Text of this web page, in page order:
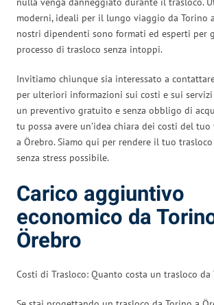
moderni, ideali per il lungo viaggio da Torino
nostri dipendenti sono formati ed esperti per
processo di trasloco senza intoppi.
Invitiamo chiunque sia interessato a
per ulteriori informazioni sui costi e sui
un preventivo gratuito e senza obbligo di
tu possa avere un’idea chiara dei costi del
a Örebro. Siamo qui per rendere il tuo
senza stress possibile.
Carico aggiuntivo
economico da
Örebro
Costi di Trasloco: Quanto costa un trasloco da